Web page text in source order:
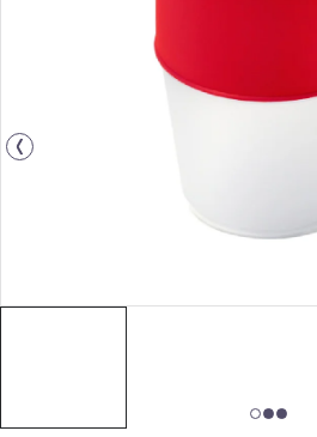
Egészség és szépség
Sport és szabadban
Gyermekeknek
Sziasztok, hív a nyár.